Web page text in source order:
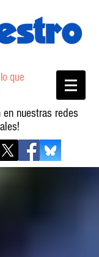
que
en nuestras redes